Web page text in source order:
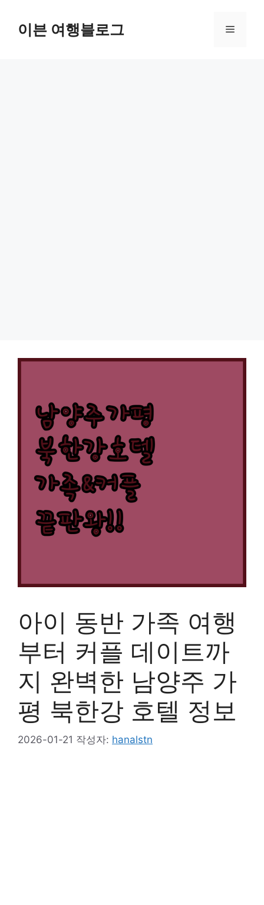
이븐 여행블로그 메
아이 동반 가족 여행
부터 커플 데이트까
지 완벽한 남양주 가
평 북한강 호텔 정보
2026-01-21 작성자: hanalstn